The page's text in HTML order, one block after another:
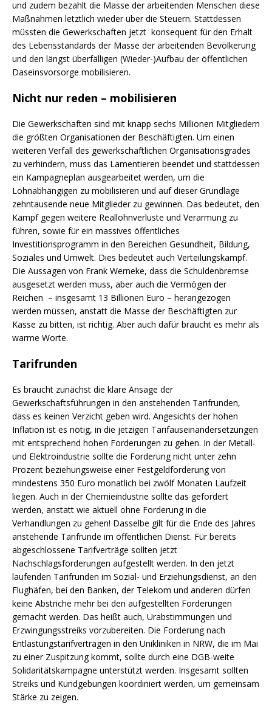
und zudem bezahlt die Masse der arbeitenden Menschen diese
Maßnahmen letztlich wieder über die Steuern. Stattdessen
müssten die Gewerkschaften jetzt konsequent für den Erhalt
des Lebensstandards der Masse der arbeitenden Bevölkerung
und den längst überfälligen (Wieder-)Aufbau der öffentlichen
Daseinsvorsorge mobilisieren.
Nicht nur reden – mobilisieren
Die Gewerkschaften sind mit knapp sechs Millionen Mitgliedern
die größten Organisationen der Beschäftigten. Um einen
weiteren Verfall des gewerkschaftlichen Organisationsgrades
zu verhindern, muss das Lamentieren beendet und stattdessen
ein Kampagneplan ausgearbeitet werden, um die
Lohnabhängigen zu mobilisieren und auf dieser Grundlage
zehntausende neue Mitglieder zu gewinnen. Das bedeutet, den
Kampf gegen weitere Reallohnverluste und Verarmung zu
führen, sowie für ein massives öffentliches
Investitionsprogramm in den Bereichen Gesundheit, Bildung,
Soziales und Umwelt. Dies bedeutet auch Verteilungskampf.
Die Aussagen von Frank Werneke, dass die Schuldenbremse
ausgesetzt werden muss, aber auch die Vermögen der
Reichen – insgesamt 13 Billionen Euro – herangezogen
werden müssen, anstatt die Masse der Beschäftigten zur
Kasse zu bitten, ist richtig. Aber auch dafür braucht es mehr als
warme Worte.
Tarifrunden
Es braucht zunächst die klare Ansage der
Gewerkschaftsführungen in den anstehenden Tarifrunden,
dass es keinen Verzicht geben wird. Angesichts der hohen
Inflation ist es nötig, in die jetzigen Tarifauseinandersetzungen
mit entsprechend hohen Forderungen zu gehen. In der Metall-
und Elektroindustrie sollte die Forderung nicht unter zehn
Prozent beziehungsweise einer Festgeldforderung von
mindestens 350 Euro monatlich bei zwölf Monaten Laufzeit
liegen. Auch in der Chemieindustrie sollte das gefordert
werden, anstatt wie aktuell ohne Forderung in die
Verhandlungen zu gehen! Dasselbe gilt für die Ende des Jahres
anstehende Tarifrunde im öffentlichen Dienst. Für bereits
abgeschlossene Tarifverträge sollten jetzt
Nachschlagsforderungen aufgestellt werden. In den jetzt
laufenden Tarifrunden im Sozial- und Erziehungsdienst, an den
Flughäfen, bei den Banken, der Telekom und anderen dürfen
keine Abstriche mehr bei den aufgestellten Forderungen
gemacht werden. Das heißt auch, Urabstimmungen und
Erzwingungsstreiks vorzubereiten. Die Forderung nach
Entlastungstarifverträgen in den Unikliniken in NRW, die im Mai
zu einer Zuspitzung kommt, sollte durch eine DGB-weite
Solidaritätskampagne unterstützt werden. Insgesamt sollten
Streiks und Kundgebungen koordiniert werden, um gemeinsam
Stärke zu zeigen.